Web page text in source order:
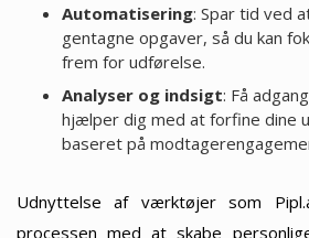
Automatisering: Spar tid ved
gentagne opgaver, så du kan
frem for udførelse.
Analyser og indsigt: Få
hjælper dig med at forfine dine
baseret på
Udnyttelse af værktøjer som
processen med at skabe